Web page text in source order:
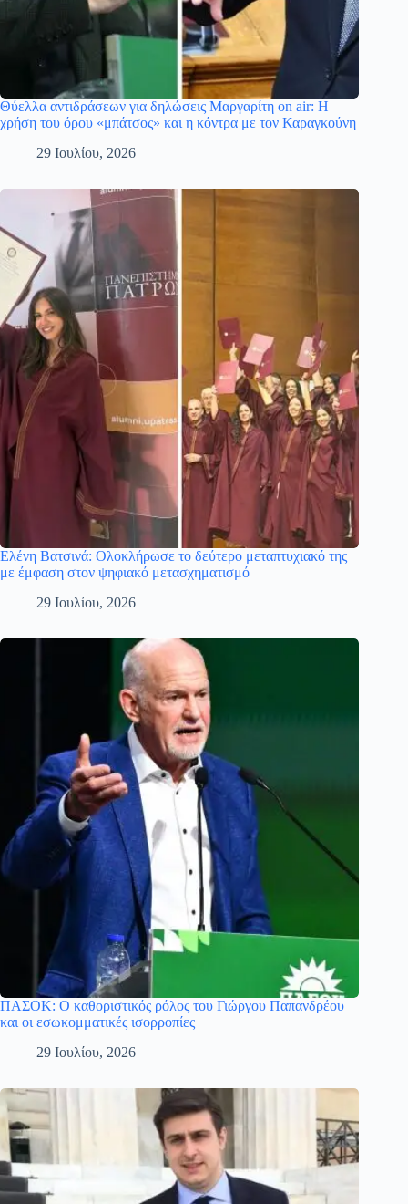
Θύελλα αντιδράσεων για δηλώσεις Μαργαρίτη on air: Η
χρήση του όρου «μπάτσος» και η κόντρα με τον Καραγκούνη
29 Ιουλίου, 2026
Ελένη Βατσινά: Ολοκλήρωσε το δεύτερο μεταπτυχιακό της
με έμφαση στον ψηφιακό μετασχηματισμό
29 Ιουλίου, 2026
ΠΑΣΟΚ: Ο καθοριστικός ρόλος του Γιώργου Παπανδρέου
και οι εσωκομματικές ισορροπίες
29 Ιουλίου, 2026